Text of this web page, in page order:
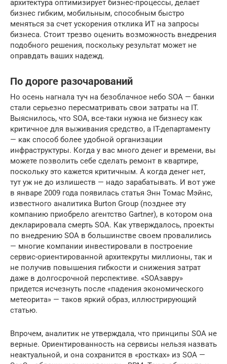
архитектура оптимизирует бизнес-процессы, делает
бизнес гибким, мобильным, способным быстро
меняться за счет ускорения отклика ИТ на запросы
бизнеса. Стоит трезво оценить возможность внедрения
подобного решения, поскольку результат может не
оправдать ваших надежд.
По дороге разочарований
Но осень нагнала туч на безоблачное небо SOA — банки
стали серьезно пересматривать свои затраты на IT.
Выяснилось, что SOA, все-таки нужна не бизнесу как
критичное для выживания средство, а IT-департаменту
— как способ более удобной организации
инфраструктуры. Когда у вас много денег и времени, вы
можете позволить себе сделать ремонт в квартире,
поскольку это кажется критичным. А когда денег нет,
тут уж не до излишеств — надо зарабатывать. И вот уже
в январе 2009 года появилась статья Энн Томас Мэйнс,
известного аналитика Burton Group (позднее эту
компанию приобрело агентство Gartner), в котором она
декларировала смерть SOA. Как утверждалось, проекты
по внедрению SOA в большинстве своем провалились
— многие компании инвестировали в построение
сервис-ориентированной архитекруты миллионы, так и
не получив повышения гибкости и снижения затрат
даже в долгосрочной перспективе. «SOAзавру»
придется исчезнуть после «падения экономического
метеорита» — таков яркий образ, иллюстрирующий
статью.
Впрочем, аналитик не утверждала, что принципы SOA не
верные. Ориентированность на сервисы нельзя назвать
неактуальной, и она сохранится в «ростках» из SOA —